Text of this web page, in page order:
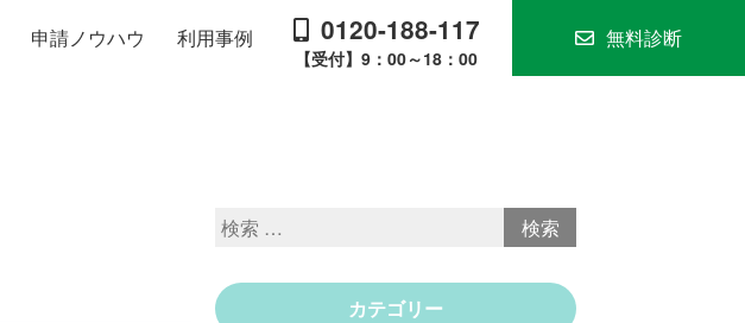
申請ノウハウ 利用事例 0120-188-117
【受付】9：00～18：00
無料診断
カテゴリー